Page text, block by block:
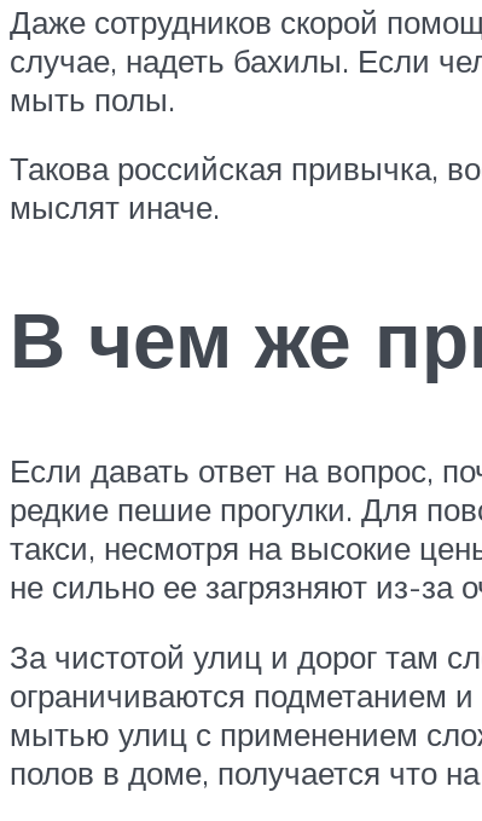
Даже сотрудников скорой
случае, надеть бахилы. Если
мыть полы.
Такова российская привычка,
мыслят иначе.
В чем же
Если давать ответ на вопрос,
редкие пешие прогулки. Для
такси, несмотря на высокие
не сильно ее загрязняют из-за
За чистотой улиц и дорог там
ограничиваются подметанием
мытью улиц с применением
полов в доме, получается что